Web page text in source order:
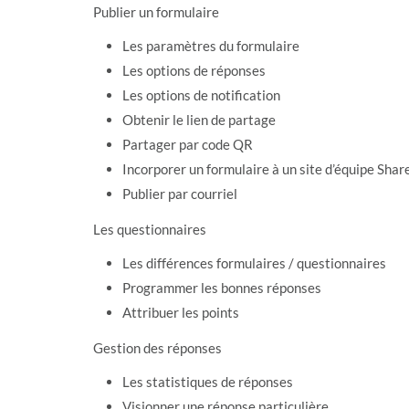
Publier un formulaire
Les paramètres du formulaire
Les options de réponses
Les options de notification
Obtenir le lien de partage
Partager par code QR
Incorporer un formulaire à un site d’équipe
Publier par courriel
Les questionnaires
Les différences formulaires / questionnaires
Programmer les bonnes réponses
Attribuer les points
Gestion des réponses
Les statistiques de réponses